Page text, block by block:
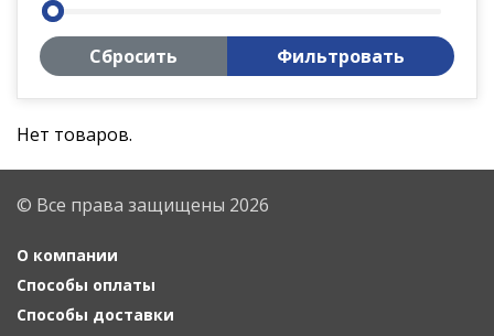
Сбросить Фильтровать
Нет товаров.
© Все права защищены 2026
О компании
Способы оплаты
Способы доставки